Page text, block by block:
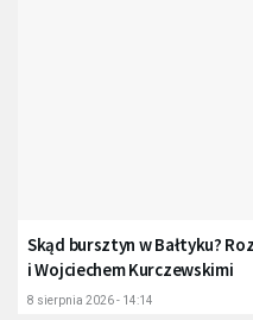
Skąd bursztyn w Bałtyku?
i Wojciechem Kurczewskimi
8 sierpnia 2026 - 14:14